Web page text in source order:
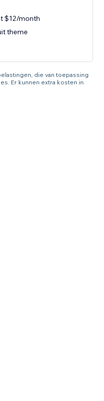
$12/month
theme
die van toepassing
Er kunnen extra kosten in